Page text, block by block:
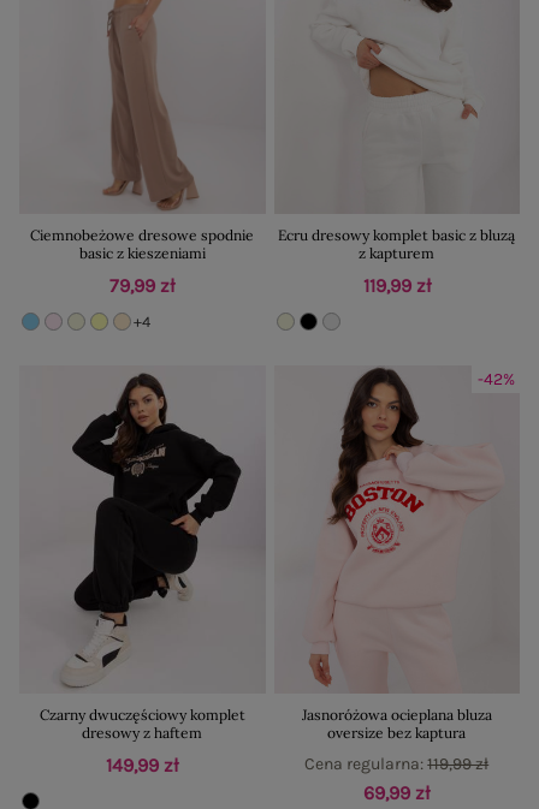
Ciemnobeżowe dresowe spodnie
basic z kieszeniami
79,99 zł
+4
Ecru dresowy komplet basic z bluzą
z kapturem
119,99 zł
Czarny dwuczęściowy komplet
dresowy z haftem
149,99 zł
-42%
Jasnoróżowa ocieplana bluza
oversize bez kaptura
69,99 zł
Cena regularna:119,99 zł